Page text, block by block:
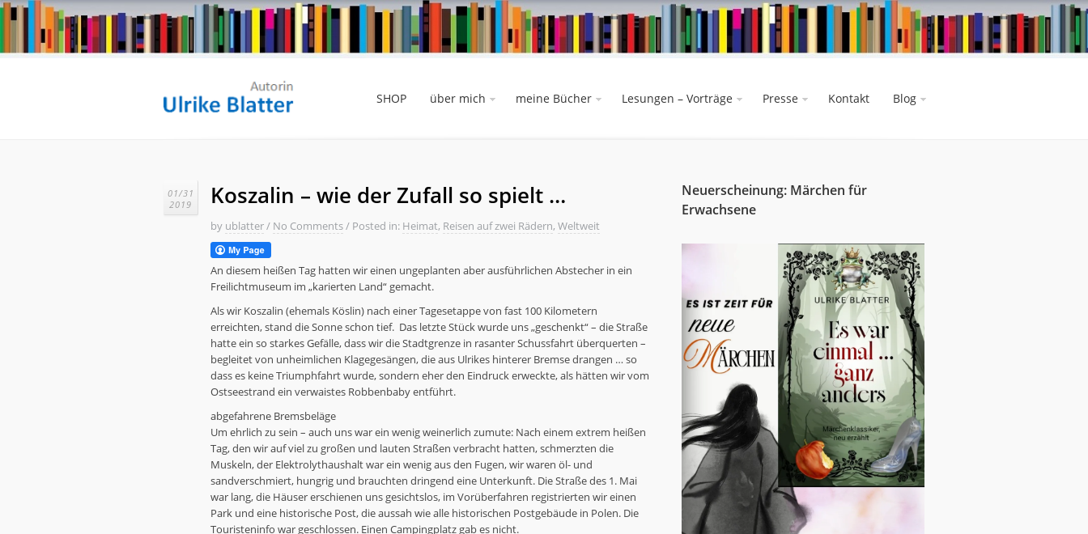
SHOP über mich meine Bücher Lesungen – Vorträge Presse Kontakt Blog
01/31
2019
Koszalin – wie der Zufall so spielt …
by ublatter/ No Comments/ Posted in: Heimat, Reisen auf zwei Rädern, Weltweit
An diesem heißen Tag hatten wir einen ungeplanten aber ausführlichen Abstecher in ein
Freilichtmuseum im „karierten Land“ gemacht.
Als wir Koszalin (ehemals Köslin) nach einer Tagesetappe von fast 100 Kilometern
erreichten, stand die Sonne schon tief. Das letzte Stück wurde uns „geschenkt“ – die Straße
hatte ein so starkes Gefälle, dass wir die Stadtgrenze in rasanter Schussfahrt überquerten –
begleitet von unheimlichen Klagegesängen, die aus Ulrikes hinterer Bremse drangen … so
dass es keine Triumphfahrt wurde, sondern eher den Eindruck erweckte, als hätten wir vom
Ostseestrand ein verwaistes Robbenbaby entführt.
abgefahrene Bremsbeläge
Um ehrlich zu sein – auch uns war ein wenig weinerlich zumute: Nach einem extrem heißen
Tag, den wir auf viel zu großen und lauten Straßen verbracht hatten, schmerzten die
Muskeln, der Elektrolythaushalt war ein wenig aus den Fugen, wir waren öl- und
sandverschmiert, hungrig und brauchten dringend eine Unterkunft. Die Straße des 1. Mai
war lang, die Häuser erschienen uns gesichtslos, im Vorüberfahren registrierten wir einen
Park und eine historische Post, die aussah wie alle historischen Postgebäude in Polen. Die
Touristeninfo war geschlossen. Einen Campingplatz gab es nicht.
Neuerscheinung: Märchen für
Erwachsene